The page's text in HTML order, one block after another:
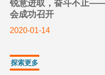
锐意进取，奋斗不止
会成功召开
2020-01-14
探索更多